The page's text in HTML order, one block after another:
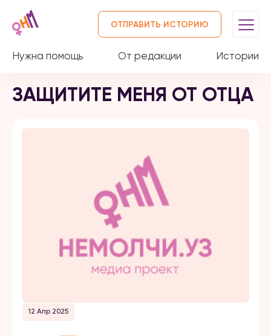
Нужна помощь От редакции Истории
ОТПРАВИТЬ ИСТОРИЮ
ЗАЩИТИТЕ МЕНЯ ОТ ОТЦА
12 Апр 2025